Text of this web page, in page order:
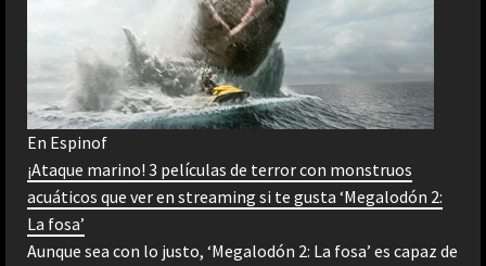
En Espinof
¡Ataque marino! 3 películas de terror con monstruos
acuáticos que ver en streaming si te gusta ‘Megalodón 2:
La fosa’
Aunque sea con lo justo, ‘Megalodón 2: La fosa’ es capaz de